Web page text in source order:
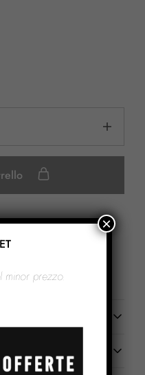
minor prezzo.
×